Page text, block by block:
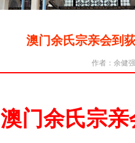
澳门余氏宗亲会到
作者：余健
澳门余氏宗